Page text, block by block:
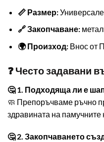
📏 Размер:
🔗 Закопчаване:
🌍 Произход:Внос от
❓ Често задавани
🤔 1. Подходяща ли е
🧼 Препоръчваме ръчно
здравината на
🤔 2. Закопчаването